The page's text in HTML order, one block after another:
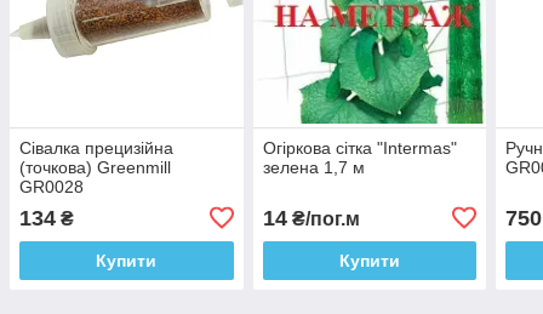
Сівалка прецизійна
(точкова) Greenmill
GR0028
134 ₴
Купити
Огіркова сітка "Intermas"
зелена 1,7 м
14₴/пог.м
Купити
750